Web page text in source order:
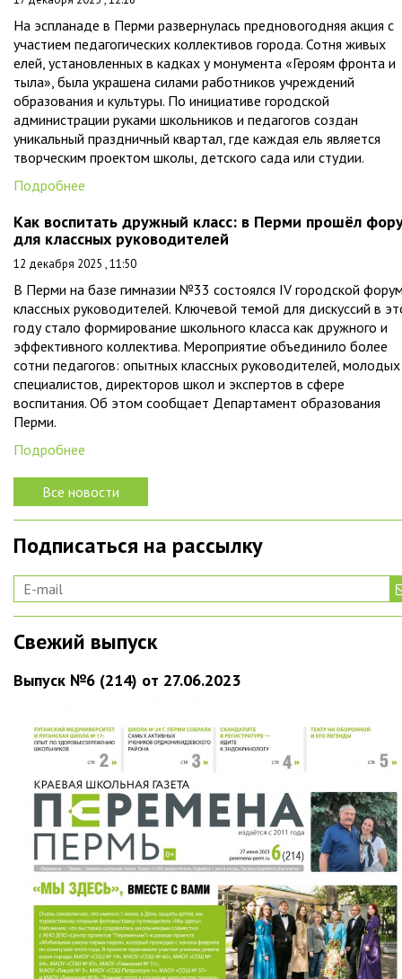
На эспланаде в Перми развернулась предновогодняя акция с
участием педагогических коллективов города. Сотня живых
елей, установленных в кадках у монумента «Героям фронта и
тыла», была украшена силами работников учреждений
образования и культуры. По инициативе городской
администрации руками школьников и педагогов создан
уникальный праздничный квартал, где каждая ель является
творческим проектом школы, детского сада или студии.
Подробнее
Как воспитать дружный класс: в Перми прошёл
для классных руководителей
12 декабря 2025 , 11:50
В Перми на базе гимназии №33 состоялся IV городской
классных руководителей. Ключевой темой для дискуссий в
году стало формирование школьного класса как дружного и
эффективного коллектива. Мероприятие объединило более
сотни педагогов: опытных классных руководителей, молодых
специалистов, директоров школ и экспертов в сфере
воспитания. Об этом сообщает Департамент образования
Перми.
Подробнее
Все новости
Подписаться на рассылку
Свежий выпуск
Выпуск №6 (214) от 27.06.2023